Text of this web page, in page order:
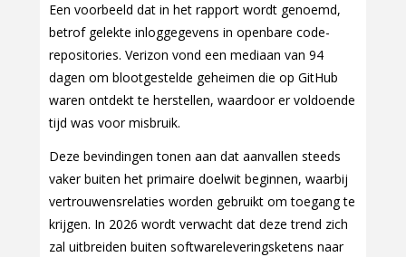
Een voorbeeld dat in het rapport wordt genoemd,
betrof gelekte inloggegevens in openbare code-
repositories. Verizon vond een mediaan van 94
dagen om blootgestelde geheimen die op GitHub
waren ontdekt te herstellen, waardoor er voldoende
tijd was voor misbruik.
Deze bevindingen tonen aan dat aanvallen steeds
vaker buiten het primaire doelwit beginnen, waarbij
vertrouwensrelaties worden gebruikt om toegang te
krijgen. In 2026 wordt verwacht dat deze trend zich
zal uitbreiden buiten softwareleveringsketens naar